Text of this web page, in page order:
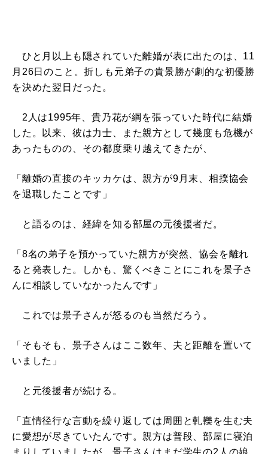
ひと月以上も隠されていた離婚が表に出たのは、11
月26日のこと。折しも元弟子の貴景勝が劇的な初優勝
を決めた翌日だった。
2人は1995年、貴乃花が綱を張っていた時代に結婚
した。以来、彼は力士、また親方として幾度も危機が
あったものの、その都度乗り越えてきたが、
「離婚の直接のキッカケは、親方が9月末、相撲協会
を退職したことです」
と語るのは、経緯を知る部屋の元後援者だ。
「8名の弟子を預かっていた親方が突然、協会を離れ
ると発表した。しかも、驚くべきことにこれを景子さ
んに相談していなかったんです」
これでは景子さんが怒るのも当然だろう。
「そもそも、景子さんはここ数年、夫と距離を置いて
いました」
と元後援者が続ける。
「直情径行な言動を繰り返しては周囲と軋轢を生む夫
に愛想が尽きていたんです。親方は普段、部屋に寝泊